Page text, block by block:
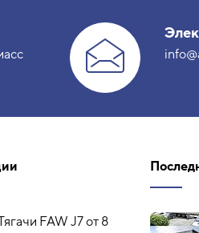
FAW J7 от 8